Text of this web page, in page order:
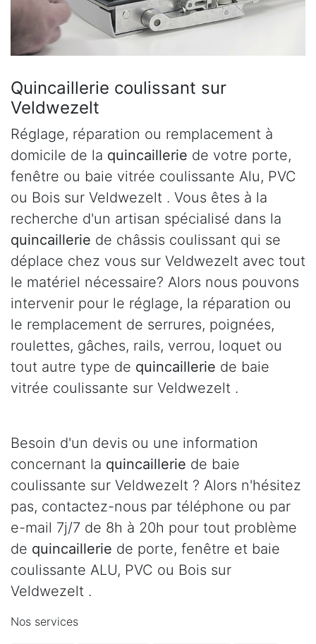
Quincaillerie coulissant sur
Veldwezelt
Réglage, réparation ou remplacement à
domicile de la quincaillerie de votre porte,
fenêtre ou baie vitrée coulissante Alu, PVC
ou Bois sur Veldwezelt . Vous êtes à la
recherche d'un artisan spécialisé dans la
quincaillerie de châssis coulissant qui se
déplace chez vous sur Veldwezelt avec tout
le matériel nécessaire? Alors nous pouvons
intervenir pour le réglage, la réparation ou
le remplacement de serrures, poignées,
roulettes, gâches, rails, verrou, loquet ou
tout autre type de quincaillerie de baie
vitrée coulissante sur Veldwezelt .
Besoin d'un devis ou une information
concernant la quincaillerie de baie
coulissante sur Veldwezelt ? Alors n'hésitez
pas, contactez-nous par téléphone ou par
e-mail 7j/7 de 8h à 20h pour tout problème
de quincaillerie de porte, fenêtre et baie
coulissante ALU, PVC ou Bois sur
Veldwezelt .
Nos services